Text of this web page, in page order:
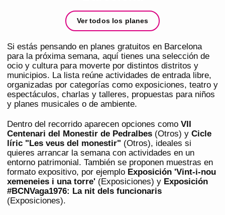
Ver todos los planes
Si estás pensando en planes gratuitos en Barcelona
para la próxima semana, aquí tienes una selección de
ocio y cultura para moverte por distintos distritos y
municipios. La lista reúne actividades de entrada libre,
organizadas por categorías como exposiciones, teatro y
espectáculos, charlas y talleres, propuestas para niños
y planes musicales o de ambiente.
Dentro del recorrido aparecen opciones como VII
Centenari del Monestir de Pedralbes (Otros) y Cicle
líric "Les veus del monestir" (Otros), ideales si
quieres arrancar la semana con actividades en un
entorno patrimonial. También se proponen muestras en
formato expositivo, por ejemplo Exposición 'Vint-i-nou
xemeneies i una torre' (Exposiciones) y Exposición
#BCNVaga1976: La nit dels funcionaris
(Exposiciones).